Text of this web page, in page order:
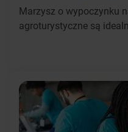
Marzysz o wypoczynku
agroturystyczne są